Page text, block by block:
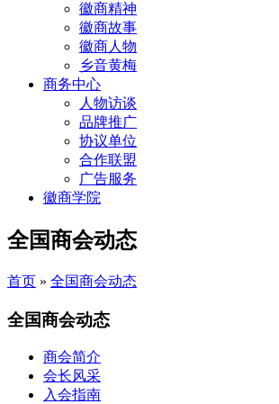
徽商精神
徽商故事
徽商人物
乡音黄梅
商务中心
人物访谈
品牌推广
协议单位
合作联盟
广告服务
徽商学院
全国商会动态
首页 » 全国商会动态
全国商会动态
商会简介
会长风采
入会指南